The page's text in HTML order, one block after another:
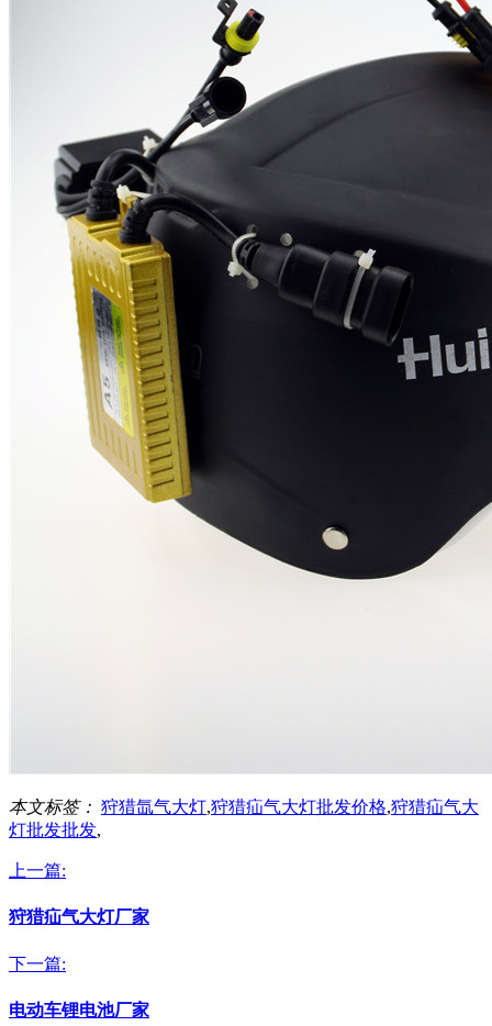
本文标签： 狩猎氙气大灯,狩猎疝气大灯批发价格,狩猎疝气大
灯批发批发,
上一篇:
狩猎疝气大灯厂家
下一篇:
电动车锂电池厂家